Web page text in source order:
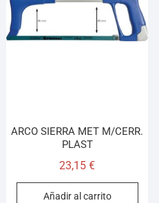
ARCO SIERRA MET M/CERR.
PLAST
23,15€
Añadir al carrito